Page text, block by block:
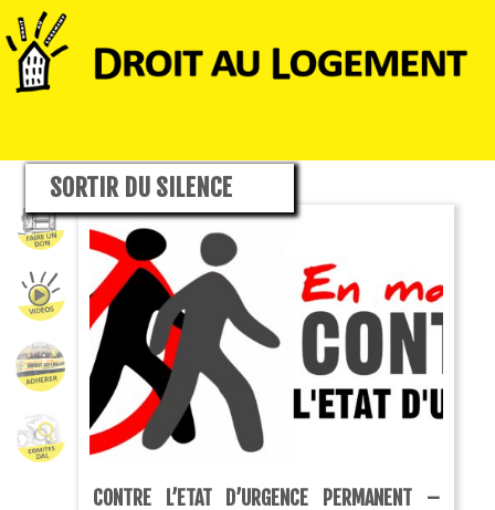
SORTIR DU SILENCE
CONTRE L’ETAT D’URGENCE PERMANENT –